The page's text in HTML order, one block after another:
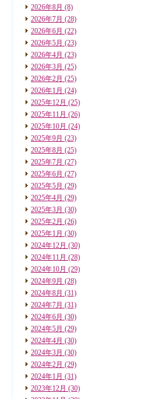
2026年8月 (8)
2026年7月 (28)
2026年6月 (22)
2026年5月 (23)
2026年4月 (23)
2026年3月 (25)
2026年2月 (25)
2026年1月 (24)
2025年12月 (25)
2025年11月 (26)
2025年10月 (24)
2025年9月 (23)
2025年8月 (25)
2025年7月 (27)
2025年6月 (27)
2025年5月 (29)
2025年4月 (29)
2025年3月 (30)
2025年2月 (26)
2025年1月 (30)
2024年12月 (30)
2024年11月 (28)
2024年10月 (29)
2024年9月 (28)
2024年8月 (31)
2024年7月 (31)
2024年6月 (30)
2024年5月 (29)
2024年4月 (30)
2024年3月 (30)
2024年2月 (29)
2024年1月 (31)
2023年12月 (30)